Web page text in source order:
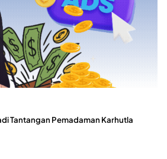
Tantangan Pemadaman Karhutla